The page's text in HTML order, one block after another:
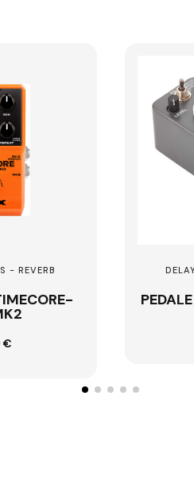
DELAY - ECHOES - REVERB
PEDALE MOOER SHIMVERB